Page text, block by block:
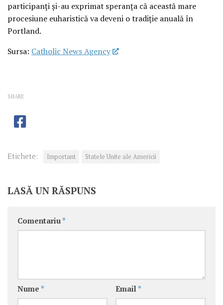
participanți și-au exprimat speranța că această mare
procesiune euharistică va deveni o tradiție anuală în
Portland.
Sursa: Catholic News Agency
SHARE
Etichete: Important Statele Unite ale Americii
LASĂ UN RĂSPUNS
Comentariu *
Nume * Email *